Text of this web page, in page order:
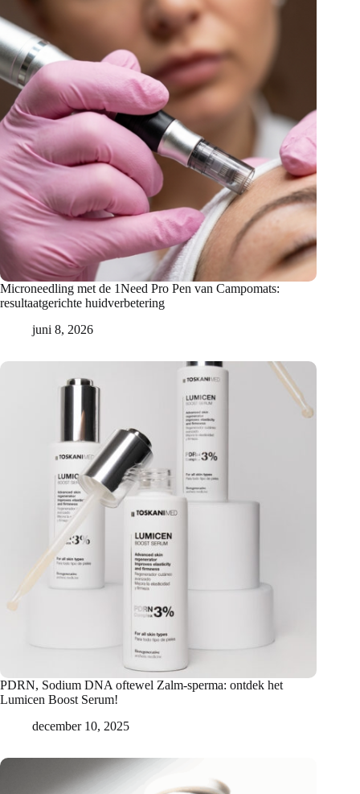
Microneedling met de 1Need Pro Pen van Campomats:
resultaatgerichte huidverbetering
juni 8, 2026
PDRN, Sodium DNA oftewel Zalm-sperma: ontdek het
Lumicen Boost Serum!
december 10, 2025